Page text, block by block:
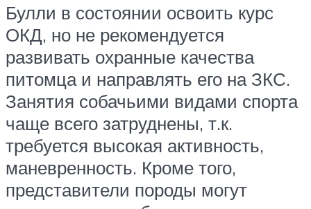
Булли в состоянии освоить курс
ОКД, но не рекомендуется
развивать охранные качества
питомца и направлять его на ЗКС.
Занятия собачьими видами спорта
чаще всего затруднены, т.к.
требуется высокая активность,
маневренность. Кроме того,
представители породы могут